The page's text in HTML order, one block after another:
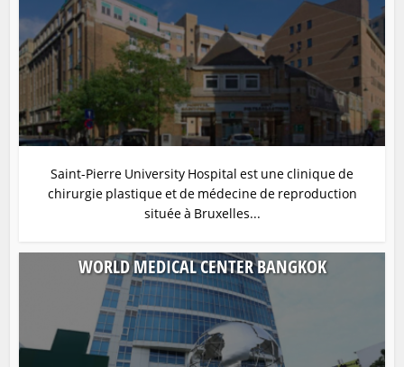
Saint-Pierre University Hospital est une clinique de
chirurgie plastique et de médecine de reproduction
située à Bruxelles...
WORLD MEDICAL CENTER BANGKOK